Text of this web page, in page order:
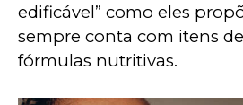
edificável” como eles
sempre conta com itens
fórmulas nutritivas.